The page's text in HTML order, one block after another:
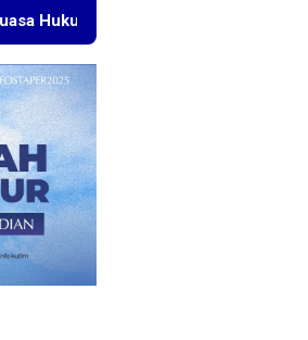
Dakwaan Korupsi Lahan